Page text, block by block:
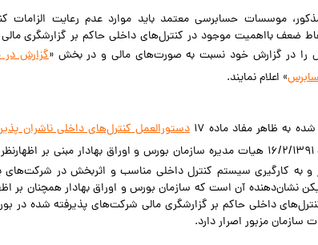
موسسات حسابرسی معتمد باید موارد عدم رعایت الزامات
ضعف بااهمیت موجود در کنترل‌های داخلی حاکم بر گزارشگری
را در گزارش خود نسبت به صورت‌های مالی و در بخش «گزارش در
» اعلام نمایند.
به ظاهر مفاد ماده ۱۷
دستورالعمل کنترل‌های داخلی ناشران
مصوب ۱۶/۲/۱۳۹۱ هیات مدیره سازمان بورس و اوراق بهادار مبنی بر
به کارگیری سیستم کنترل داخلی مناسب و اثربخش در شرکت‌های
نشان‌دهنده آن است که سازمان بورس و اوراق بهادار همچنان بر
داخلی حاکم بر گزارشگری مالی شرکت‌های پذیرفته شده در
سازمان مزبور اصرار دارد.